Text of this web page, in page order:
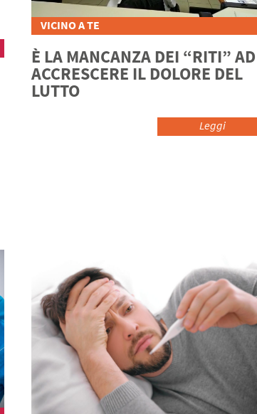
VICINO A TE
È LA MANCANZA DEI “RITI” AD
ACCRESCERE IL DOLORE DEL
LUTTO
Leggi